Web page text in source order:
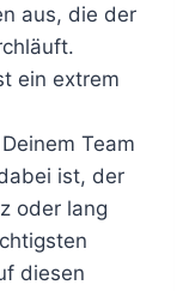
aus, die der
ein extrem
Team
ist, der
oder lang
diesen